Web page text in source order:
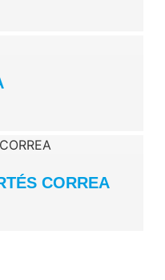
CORREA